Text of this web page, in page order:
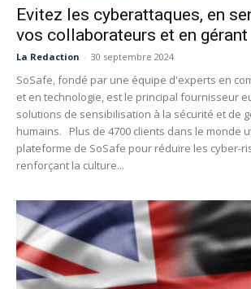
Evitez les cyberattaques, en
vos collaborateurs et en gérant
La Redaction - 30 septembre 2024
SoSafe, fondé par une équipe d'experts en
et en technologie, est le principal fournisseur
solutions de sensibilisation à la sécurité et de
humains. Plus de 4700 clients dans le monde
plateforme de SoSafe pour réduire les cyber-
renforçant la culture...